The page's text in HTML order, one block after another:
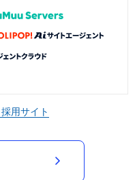
採用サイト